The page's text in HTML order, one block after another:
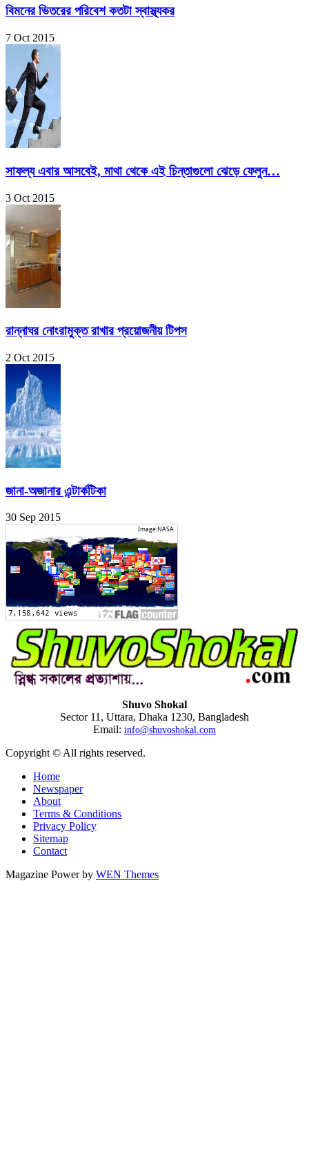
বিমনের ভিতরের পরিবেশ কতটা স্বাস্থ্যকর
7 Oct 2015
সাফল্য এবার আসবেই, মাথা থেকে এই চিন্তাগুলো ঝেড়ে ফেলুন…
3 Oct 2015
রান্নাঘর নোংরামুক্ত রাখার প্রয়োজনীয় টিপস
2 Oct 2015
জানা-অজানার এন্টার্কটিকা
30 Sep 2015
Shuvo Shokal
Sector 11, Uttara, Dhaka 1230, Bangladesh
Email: info@shuvoshokal.com
Copyright © All rights reserved.
Home
Newspaper
About
Terms & Conditions
Privacy Policy
Sitemap
Contact
Magazine Power by WEN Themes